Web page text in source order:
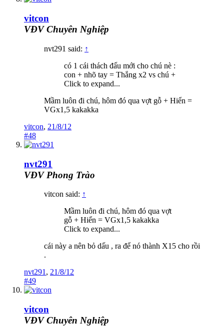
vitcon
VĐV Chuyên Nghiệp
nvt291 said: ↑
có 1 cái thách đấu mới cho chú nè :
con + nhõ tay = Thắng x2 vs chú +
Click to expand...
Mầm luôn đi chú, hôm đó qua vợt gỗ + Hiển =
VGx1,5 kakakka
vitcon, 21/8/12
#48
nvt291
VĐV Phong Trào
vitcon said: ↑
Mầm luôn đi chú, hôm đó qua vợt
gỗ + Hiển = VGx1,5 kakakka
Click to expand...
cái này a nên bỏ dấu , ra để nó thành X15 cho rồi
.
nvt291 , 21/8/12
#49
vitcon
VĐV Chuyên Nghiệp